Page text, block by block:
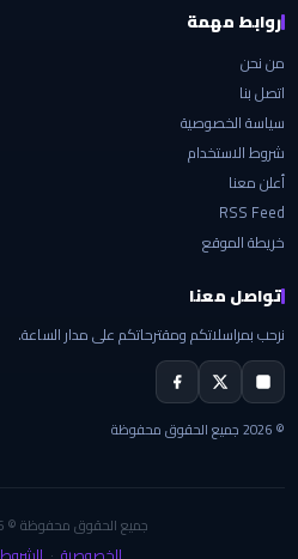
روابط مهمة
من نحن
اتصل بنا
سياسة الخصوصية
شروط الاستخدام
أعلن معنا
RSS Feed
خريطة الموقع
تواصل معنا
نرحب بمراسلاتكم ومقترحاتكم على مدار الساعة.
© 2026 جميع الحقوق محفوظة
جميع الحقوق محفوظة © 2026 —